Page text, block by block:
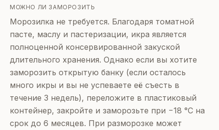
МОЖНО ЛИ ЗАМОРОЗИТЬ
Морозилка не требуется. Благодаря томатной
пасте, маслу и пастеризации, икра является
полноценной консервированной закуской
длительного хранения. Однако если вы хотите
заморозить открытую банку (если осталось
много икры и вы не успеваете её съесть в
течение 3 недель), переложите в пластиковый
контейнер, закройте и заморозьте при −18 °C на
срок до 6 месяцев. При разморозке может